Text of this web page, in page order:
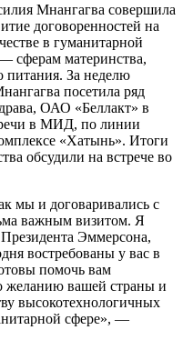
Мнангагва совершила
договоренностей на
в гуманитарной
сферам материнства,
питания. За неделю
посетила ряд
ОАО «Беллакт» в
в МИД, по линии
«Хатынь». Итоги
обсудили на встрече во
мы и договаривались с
важным визитом. Я
Эммерсона,
востребованы у вас в
помочь вам
желанию вашей страны и
высокотехнологичных
сфере», —